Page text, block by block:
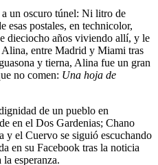
un oscuro túnel: Ni litro de
postales, en technicolor,
dieciocho años viviendo allí, y le
Alina, entre Madrid y Miami tras
y tierna, Alina fue un gran
no comen: Una hoja de
de un pueblo en
en el Dos Gardenias; Chano
y el Cuervo se siguió escuchando
en su Facebook tras la noticia
esperanza.